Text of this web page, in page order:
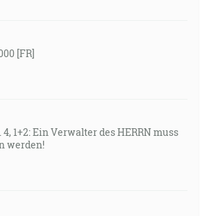
[FR]
4, 1+2: Ein Verwalter des HERRN muss
werden!